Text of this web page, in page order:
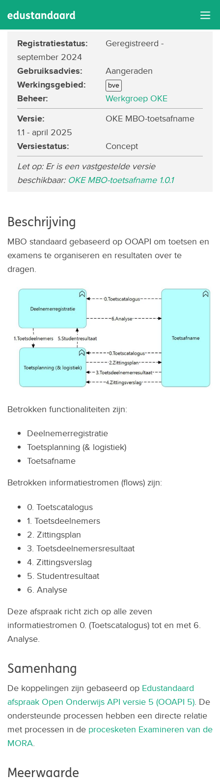
OKE MBO-toetsafname
Registratiestatus: Geregistreerd -
september 2024
Gebruiksadvies: Aangeraden
Werkingsgebied: bve
Beheer: Werkgroep OKE
Versie:
OKE MBO-toetsafname
1.1 - april 2025
Versiestatus:
Concept
Let op: Er is een vastgestelde versie
beschikbaar: OKE MBO-toetsafname 1.0.1
Beschrijving
MBO standaard gebaseerd op OOAPI om toetsen en
examens te organiseren en resultaten over te
dragen.
Betrokken functionaliteiten zijn:
Deelnemerregistratie
Toetsplanning (& logistiek)
Toetsafname
Betrokken informatiestromen (flows) zijn:
0. Toetscatalogus
1. Toetsdeelnemers
2. Zittingsplan
3. Toetsdeelnemersresultaat
4. Zittingsverslag
5. Studentresultaat
6. Analyse
Deze afspraak richt zich op alle zeven
informatiestromen 0. (Toetscatalogus) tot en met 6.
Analyse.
Samenhang
De koppelingen zijn gebaseerd op Edustandaard
afspraak Open Onderwijs API versie 5 (OOAPI 5). De
ondersteunde processen hebben een directe relatie
met processen in de procesketen Examineren van de
MORA.
Meerwaarde